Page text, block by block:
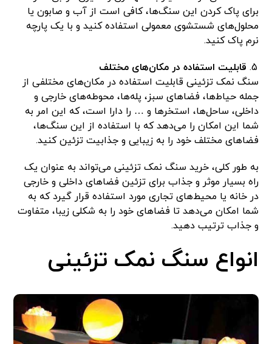
برای پاک کردن این سنگ‌ها، کافی است از آب و صابون یا
محلول‌های شستشوی معمولی استفاده کنید و با یک پارچه
نرم پاک کنید.
قابلیت استفاده در مکان‌های مختلف
سنگ نمک تزئینی قابلیت استفاده در مکان‌های مختلفی از
جمله حیاط‌ها، فضاهای سبز، پله‌ها، محوطه‌های خارجی و
داخلی، ساحل‌ها، استخرها و … را دارا است، که این امر به
شما این امکان را می‌دهد که با استفاده از این سنگ‌ها،
فضاهای مختلف خود را به زیبایی و جذابیت تزئین کنید.
به طور کلی، خرید سنگ نمک تزئینی می‌تواند به عنوان یک
راه بسیار موثر و جذاب برای تزئین فضاهای داخلی و خارجی
در خانه یا محیط‌های تجاری مورد استفاده قرار گیرد که به
شما امکان می‌دهد تا فضاهای خود را به شکلی زیبا، متفاوت
و جذاب ترتیب دهید.
انواع سنگ نمک تزئینی